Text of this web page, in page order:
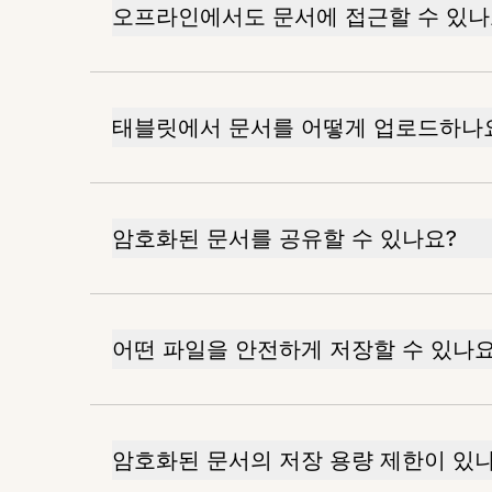
오프라인에서도 문서에 접근할 수 있
태블릿에서 문서를 어떻게 업로드하나
암호화된 문서를 공유할 수 있나요?
어떤 파일을 안전하게 저장할 수 있나
암호화된 문서의 저장 용량 제한이 있